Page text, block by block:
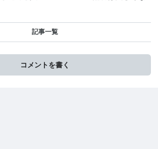
記事一覧
コメントを書く